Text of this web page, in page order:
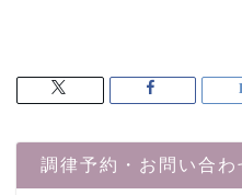
調律予約・お問い合わ